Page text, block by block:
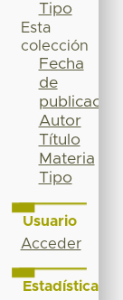
Tipo
Esta
colección
Fecha
de
publicación
Autor
Título
Materia
Tipo
Usuario
Acceder
Estadísticas